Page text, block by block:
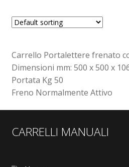
Carrello Portalettere frenato
Dimensioni mm: 500 x 500 x
Portata Kg 50
Freno Normalmente Attivo
CARRELLI MANUALI